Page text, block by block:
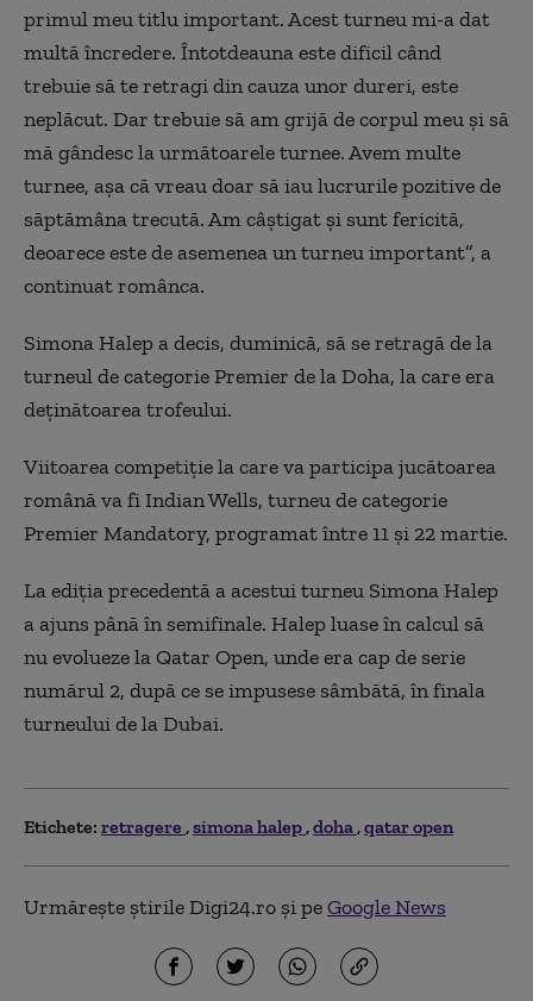
primul meu titlu important. Acest turneu mi-a dat
multă încredere. Întotdeauna este dificil când
trebuie să te retragi din cauza unor dureri, este
neplăcut. Dar trebuie să am grijă de corpul meu şi să
mă gândesc la următoarele turnee. Avem multe
turnee, aşa că vreau doar să iau lucrurile pozitive de
săptămâna trecută. Am câştigat şi sunt fericită,
deoarece este de asemenea un turneu important”, a
continuat românca.
Simona Halep a decis, duminică, să se retragă de la
turneul de categorie Premier de la Doha, la care era
deţinătoarea trofeului.
Viitoarea competiţie la care va participa jucătoarea
română va fi Indian Wells, turneu de categorie
Premier Mandatory, programat între 11 şi 22 martie.
La ediţia precedentă a acestui turneu Simona Halep
a ajuns până în semifinale. Halep luase în calcul să
nu evolueze la Qatar Open, unde era cap de serie
numărul 2, după ce se impusese sâmbătă, în finala
turneului de la Dubai.
Etichete: retragere simona halep doha qatar open
Urmărește știrile Digi24.ro și peGoogle News